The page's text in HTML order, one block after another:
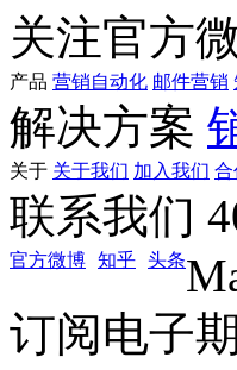
关注官方
产品 营销自动化 邮件营销
解决方案
关于 关于我们 加入我们 合
联系我们
官方微博 知乎 头条
订阅电子